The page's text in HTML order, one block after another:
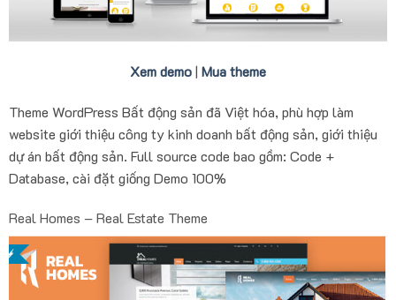
Xem demo| Mua theme
Theme WordPress Bất động sản đã Việt hóa, phù hợp làm
website giới thiệu công ty kinh doanh bất động sản, giới thiệu
dự án bất động sản. Full source code bao gồm: Code +
Database, cài đặt giống Demo 100%
Real Homes – Real Estate Theme